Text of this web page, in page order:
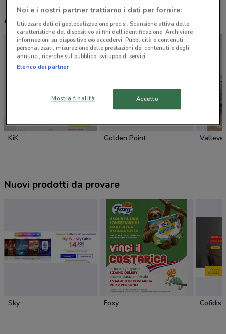
Altri volantini nelle vicinanze
KiK Golden Point
Nuovi prodotti da provare
Sky Foxy Cofidis
Noi e i nostri partner trattiamo i dati per fornire:
Utilizzare dati di geolocalizzazione precisi. Scansione attiva delle
caratteristiche del dispositivo ai fini dell’identificazione. Archiviare
informazioni su dispositivo e/o accedervi. Pubblicità e contenuti
personalizzati, misurazione delle prestazioni dei contenuti e degli
annunci, ricerche sul pubblico, sviluppo di servizi.
Elenco dei partner
Mostra finalità Accetto